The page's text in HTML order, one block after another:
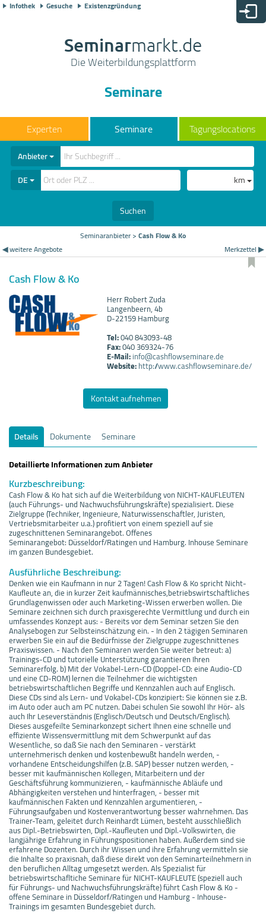
Infothek Gesuche Existenzgründung
Seminarmarkt.de
Die Weiterbildungsplattform
Seminare
Seminare Tagungslocations
Anbieter
DE
km
Suchen
Seminaranbieter>Cash Flow & Ko
◀ weitere Angebote
Merkzettel ▶
Cash Flow & Ko
Herr Robert Zuda
Langenbeern, 4b
D-22159 Hamburg
Tel:040 843093-48
Fax:040 369324-76
E-Mail:info@cashflowseminare.de
Website:http://www.cashflowseminare.de/
Kontakt aufnehmen
Details Dokumente
Seminare
Detaillierte Informationen zum Anbieter
Kurzbeschreibung:
Cash Flow & Ko hat sich auf die Weiterbildung von NICHT-KAUFLEUTEN
(auch Führungs- und Nachwuchsführungskräfte) spezialisiert. Diese
Zielgruppe (Techniker, Ingenieure, Naturwissenschaftler, Juristen,
Vertriebsmitarbeiter u.a.) profitiert von einem speziell auf sie
zugeschnittenen Seminarangebot. Offenes
Seminarangebot: Düsseldorf/Ratingen und Hamburg. Inhouse Seminare
im ganzen Bundesgebiet.
Ausführliche Beschreibung:
Denken wie ein Kaufmann in nur 2 Tagen! Cash Flow & Ko spricht Nicht-
Kaufleute an, die in kurzer Zeit kaufmännisches,betriebswirtschaftliches
Grundlagenwissen oder auch Marketing-Wissen erwerben wollen. Die
Seminare zeichnen sich durch praxisgerechte Vermittlung und durch ein
umfassendes Konzept aus: - Bereits vor dem Seminar setzen Sie den
Analysebogen zur Selbsteinschätzung ein. - In den 2 tägigen Seminaren
erwerben Sie ein auf die Bedürfnisse der Zielgruppe zugeschnittenes
Praxiswissen. - Nach den Seminaren werden Sie weiter betreut: a)
Trainings-CD und tutorielle Unterstützung garantieren Ihren
Seminarerfolg. b) Mit der Vokabel-Lern-CD (Doppel-CD: eine Audio-CD
und eine CD-ROM) lernen die Teilnehmer die wichtigsten
betriebswirtschaftlichen Begriffe und Kennzahlen auch auf Englisch.
Diese CDs sind als Lern- und Vokabel-CDs konzipiert: Sie können sie z.B.
im Auto oder auch am PC nutzen. Dabei schulen Sie sowohl Ihr Hör- als
auch Ihr Leseverständnis (Englisch/Deutsch und Deutsch/Englisch).
Dieses ausgefeilte Seminarkonzept sichert Ihnen eine schnelle und
effiziente Wissensvermittlung mit dem Schwerpunkt auf das
Wesentliche, so daß Sie nach den Seminaren - verstärkt
unternehmerisch denken und kostenbewußt handeln werden, -
vorhandene Entscheidungshilfen (z.B. SAP) besser nutzen werden, -
besser mit kaufmännischen Kollegen, Mitarbeitern und der
Geschäftsführung kommunizieren, - kaufmännische Abläufe und
Abhängigkeiten verstehen und hinterfragen, - besser mit
kaufmännischen Fakten und Kennzahlen argumentieren, -
Führungsaufgaben und Kostenverantwortung besser wahrnehmen. Das
Trainer-Team, geleitet durch Reinhardt Lümen, besteht ausschließlich
aus Dipl.-Betriebswirten, Dipl.-Kaufleuten und Dipl.-Volkswirten, die
langjährige Erfahrung in Führungspositionen haben. Außerdem sind sie
erfahrene Dozenten. Durch ihr Wissen und ihre Erfahrung vermitteln sie
die Inhalte so praxisnah, daß diese direkt von den Seminarteilnehmern in
den beruflichen Alltag umgesetzt werden. Als Spezialist für
betriebswirtschafltiche Seminare für NICHT-KAUFLEUTE (speziell auch
für Führungs- und Nachwuchsführungskräfte) führt Cash Flow & Ko -
offene Seminare in Düsseldorf/Ratingen und Hamburg - Inhouse-
Trainings im gesamten Bundesgebiet durch.